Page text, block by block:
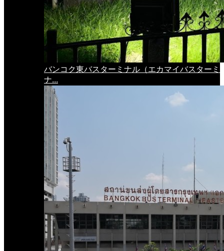
バンコク東バスターミナル（エカマイバスターミ
ナ...